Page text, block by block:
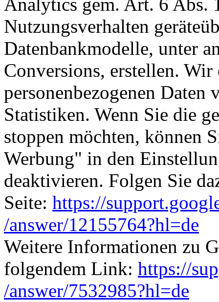
Analytics gem. Art. 6 Abs.
Nutzungsverhalten
Datenbankmodelle, unter
Conversions, erstellen. Wir
personenbezogenen Daten
Statistiken. Wenn Sie die
stoppen möchten, können
Werbung" in den
deaktivieren. Folgen Sie
Seite: https://
/answer/12155764?hl=de
Weitere Informationen zu
folgendem Link: https://
/answer/7532985?hl=de